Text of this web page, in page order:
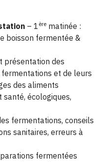
– 1 ère matinée :
boisson fermentée &
présentation des
et de leurs
des aliments
écologiques,
fermentations, conseils
sanitaires, erreurs à
fermentées